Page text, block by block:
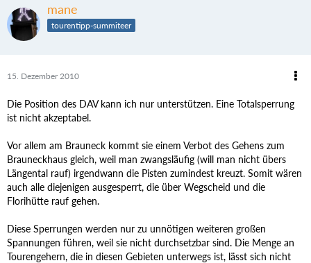
mane
tourentipp-summiteer
15. Dezember 2010
Die Position des DAV kann ich nur unterstützen. Eine Totalsperrung
ist nicht akzeptabel.
Vor allem am Brauneck kommt sie einem Verbot des Gehens zum
Brauneckhaus gleich, weil man zwangsläufig (will man nicht übers
Längental rauf) irgendwann die Pisten zumindest kreuzt. Somit wären
auch alle diejenigen ausgesperrt, die über Wegscheid und die
Florihütte rauf gehen.
Diese Sperrungen werden nur zu unnötigen weiteren großen
Spannungen führen, weil sie nicht durchsetzbar sind. Die Menge an
Tourengehern, die in diesen Gebieten unterwegs ist, lässt sich nicht